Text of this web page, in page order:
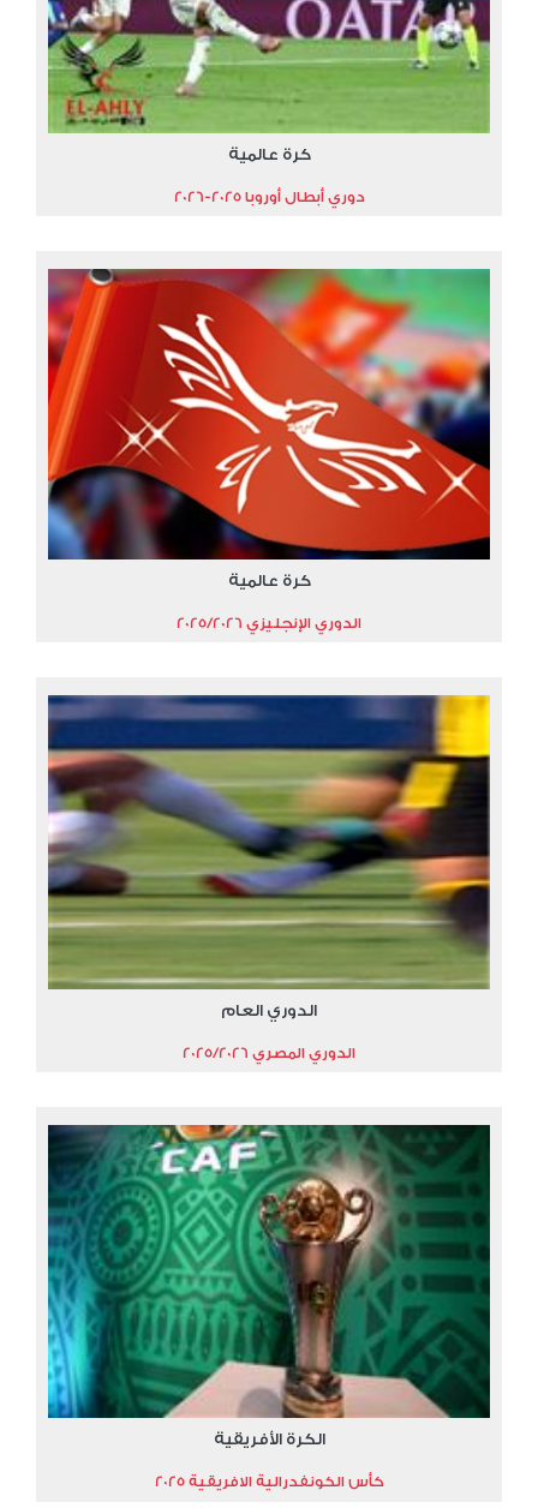
كرة عالمية
دوري أبطال أوروبا 2025-2026
كرة عالمية
الدوري الإنجليزي 2025/2026
الدوري العام
الدوري المصري 2025/2026
الكرة الأفريقية
كأس الكونفدرالية الافريقية 2025